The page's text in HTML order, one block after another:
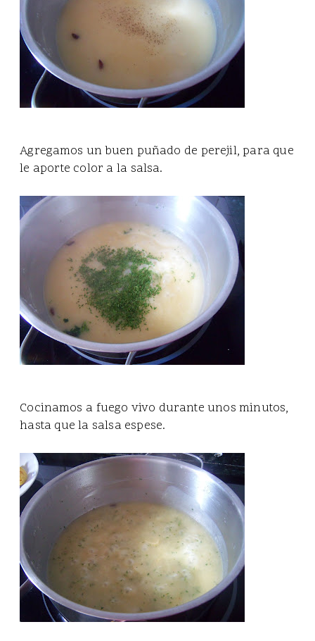
Agregamos un buen puñado de perejil, para que
le aporte color a la salsa.
Cocinamos a fuego vivo durante unos minutos,
hasta que la salsa espese.